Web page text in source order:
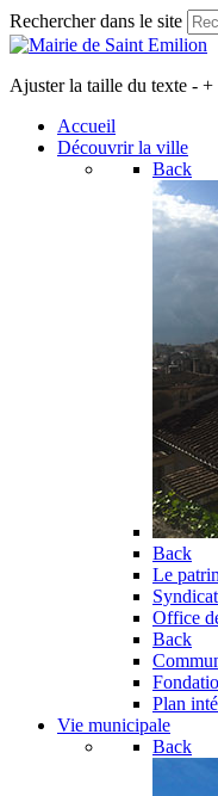
Rechercher dans le site
Ajuster la taille du texte - +
Accueil
Découvrir la ville
Back
Back
Le
Office
Back
Plan
Vie municipale
Back